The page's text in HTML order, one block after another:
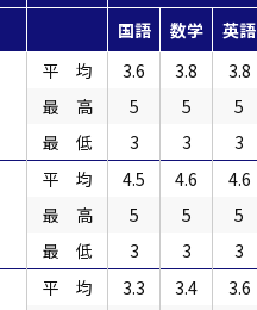
国語
数学 英語
平 均 3.6 3.8 3.8
最 高
5 5 5
最 低
3 3 3
平 均 4.5 4.6 4.6
最 高
5 5 5
最 低
3 3 3
平 均 3.3 3.4 3.6